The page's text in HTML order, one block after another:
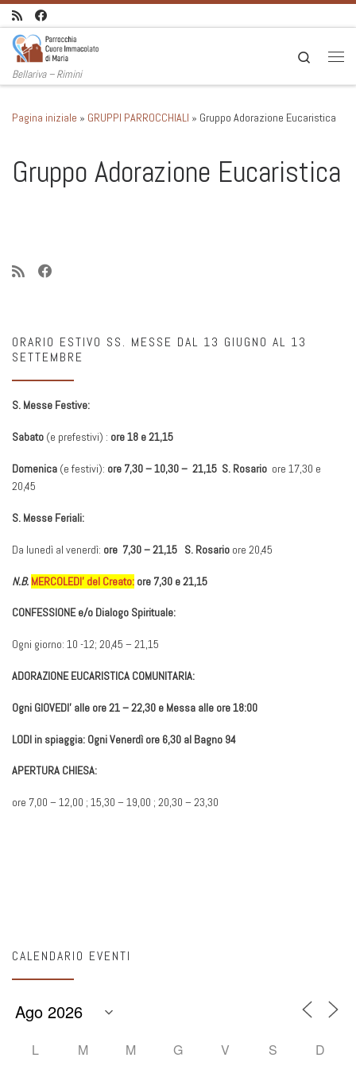
Passa al contenuto
Bellariva – Rimini
Search
Pagina iniziale » GRUPPI PARROCCHIALI » Gruppo Adorazione Eucaristica
Gruppo Adorazione Eucaristica
ORARIO ESTIVO SS. MESSE DAL 13 GIUGNO AL 13
SETTEMBRE
S. Messe Festive:
Sabato (e prefestivi) : ore 18 e 21,15
Domenica (e festivi): ore 7,30 – 10,30 – 21,15 S. Rosario ore 17,30 e
20,45
S. Messe Feriali:
Da lunedì al venerdì: ore 7,30 – 21,15 S. Rosario ore 20,45
N.B. MERCOLEDI’ del Creato: ore 7,30 e 21,15
CONFESSIONE e/o Dialogo Spirituale:
Ogni giorno: 10 -12; 20,45 – 21,15
ADORAZIONE EUCARISTICA COMUNITARIA:
Ogni GIOVEDI’ alle ore 21 – 22,30 e Messa alle ore 18:00
LODI in spiaggia: Ogni Venerdì ore 6,30 al Bagno 94
APERTURA CHIESA:
ore 7,00 – 12,00 ; 15,30 – 19,00 ; 20,30 – 23,30
CALENDARIO EVENTI
L M M G V S D